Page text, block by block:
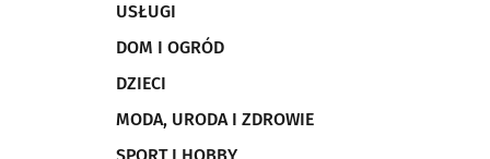
USŁUGI
DOM I OGRÓD
DZIECI
MODA, URODA I ZDROWIE